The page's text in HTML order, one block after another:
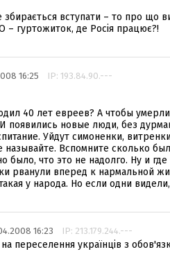
збирається вступати – то про що
– гуртожиток, де Росія працює?!
16:25 IP: 193.84.90.---
40 лет евреев? А чтобы
появились новые люди, без
Уйдут симоненки,
называйте. Вспомните сколько
было, что это не надолго. Ну и
рванули вперед к нармальной
у народа. Но если одни
16:23 IP: 213.179.244.---
переселення українців з